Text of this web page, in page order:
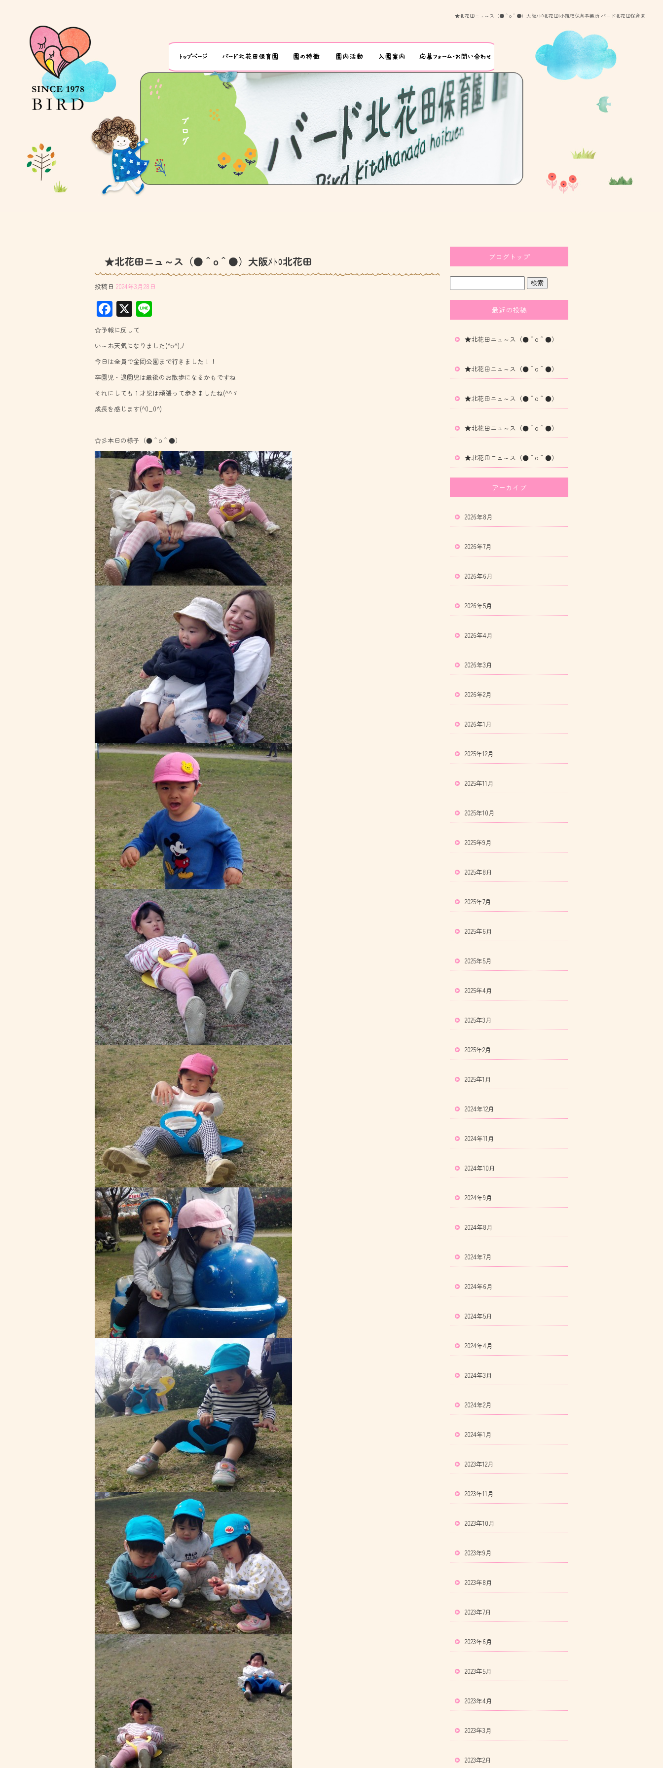
★北花田ニュ～ス（●＾o＾●）大阪ﾒﾄﾛ北花田|小規模保育事業所 バード北花田保育園
★北花田ニュ～ス（●＾o＾●）大阪ﾒﾄﾛ北花田
投稿日 2024年3月28日
F
ac
e
b
o
ok
X
☆予報に反して
い～お天気になりました(^o^)丿
今日は全員で金岡公園まで行きました！！
卒園児・退園児は最後のお散歩になるかもですね
それにしても１才児は頑張って歩きましたね(^^ゞ
成長を感じます(^0_0^)
☆彡本日の様子（●＾o＾●）
ブログトップ
最近の投稿
★北花田ニュ～ス（●＾o＾●）
★北花田ニュ～ス（●＾o＾●）
★北花田ニュ～ス（●＾o＾●）
★北花田ニュ～ス（●＾o＾●）
★北花田ニュ～ス（●＾o＾●）
アーカイブ
2026年8月
2026年7月
2026年6月
2026年5月
2026年4月
2026年3月
2026年2月
2026年1月
2025年12月
2025年11月
2025年10月
2025年9月
2025年8月
2025年7月
2025年6月
2025年5月
2025年4月
2025年3月
2025年2月
2025年1月
2024年12月
2024年11月
2024年10月
2024年9月
2024年8月
2024年7月
2024年6月
2024年5月
2024年4月
2024年3月
2024年2月
2024年1月
2023年12月
2023年11月
2023年10月
2023年9月
2023年8月
2023年7月
2023年6月
2023年5月
2023年4月
2023年3月
2023年2月